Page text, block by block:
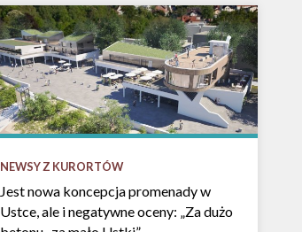
NEWSY Z KURORTÓW
Jest nowa koncepcja promenady w
Ustce, ale i negatywne oceny: „Za dużo